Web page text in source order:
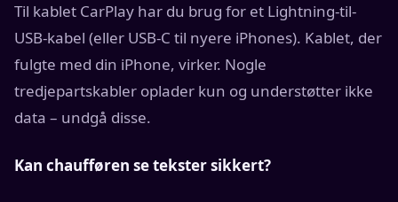
Til kablet CarPlay har du brug for et Lightning-til-
USB-kabel (eller USB-C til nyere iPhones). Kablet, der
fulgte med din iPhone, virker. Nogle
tredjepartskabler oplader kun og understøtter ikke
data – undgå disse.
Kan chaufføren se tekster sikkert?